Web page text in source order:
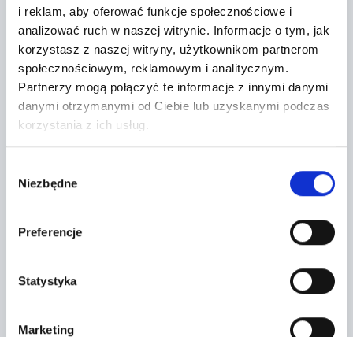
i reklam, aby oferować funkcje społecznościowe i
analizować ruch w naszej witrynie. Informacje o tym, jak
korzystasz z naszej witryny, użytkownikom partnerom
społecznościowym, reklamowym i analitycznym.
Partnerzy mogą połączyć te informacje z innymi danymi
danymi otrzymanymi od Ciebie lub uzyskanymi podczas
korzystania z ich usług.
zgody
Niezbędne
Preferencje
Statystyka
Marketing
contributors
CONTACT FORM